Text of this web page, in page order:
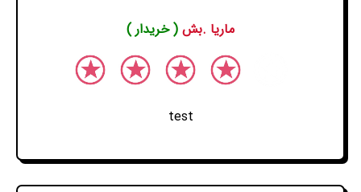
ماریا .بش ( خریدار )
test